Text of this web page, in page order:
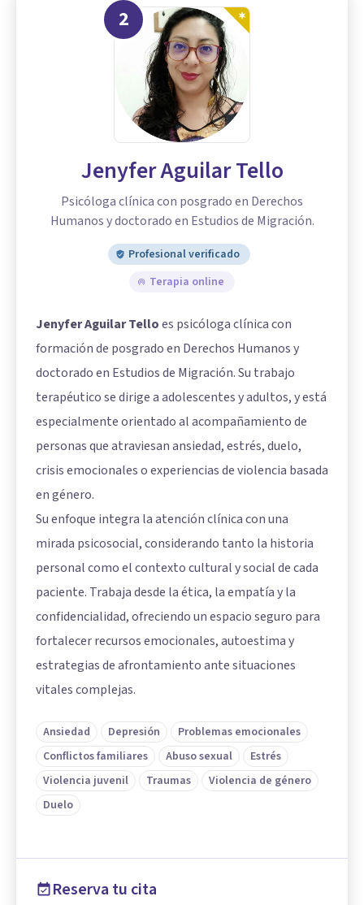
2
Jenyfer Aguilar Tello
Psicóloga clínica con posgrado en Derechos
Humanos y doctorado en Estudios de Migración.
Profesional verificado
Terapia online
Jenyfer Aguilar Telloes psicóloga clínica con
formación de posgrado en Derechos Humanos y
doctorado en Estudios de Migración. Su trabajo
terapéutico se dirige a adolescentes y adultos, y está
especialmente orientado al acompañamiento de
personas que atraviesan ansiedad, estrés, duelo,
crisis emocionales o experiencias de violencia basada
en género.
Su enfoque integra la atención clínica con una
mirada psicosocial, considerando tanto la historia
personal como el contexto cultural y social de cada
paciente. Trabaja desde la ética, la empatía y la
confidencialidad, ofreciendo un espacio seguro para
fortalecer recursos emocionales, autoestima y
estrategias de afrontamiento ante situaciones
vitales complejas.
Ansiedad Depresión
Problemas emocionales
Conflictos familiares
Abuso sexual
Estrés
Violencia juvenil
Traumas
Violencia de género
Duelo
Reserva tu cita